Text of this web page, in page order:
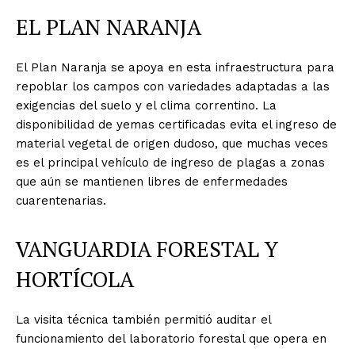
EL PLAN NARANJA
El Plan Naranja se apoya en esta infraestructura para
repoblar los campos con variedades adaptadas a las
exigencias del suelo y el clima correntino. La
disponibilidad de yemas certificadas evita el ingreso de
material vegetal de origen dudoso, que muchas veces
es el principal vehículo de ingreso de plagas a zonas
que aún se mantienen libres de enfermedades
cuarentenarias.
VANGUARDIA FORESTAL Y
HORTÍCOLA
La visita técnica también permitió auditar el
funcionamiento del laboratorio forestal que opera en